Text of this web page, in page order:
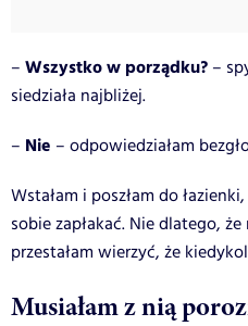
– Wszystko w porządku? –
siedziała najbliżej.
– Nie – odpowiedziałam
Wstałam i poszłam do
sobie zapłakać. Nie dlatego, że
przestałam wierzyć, że
Musiałam z nią